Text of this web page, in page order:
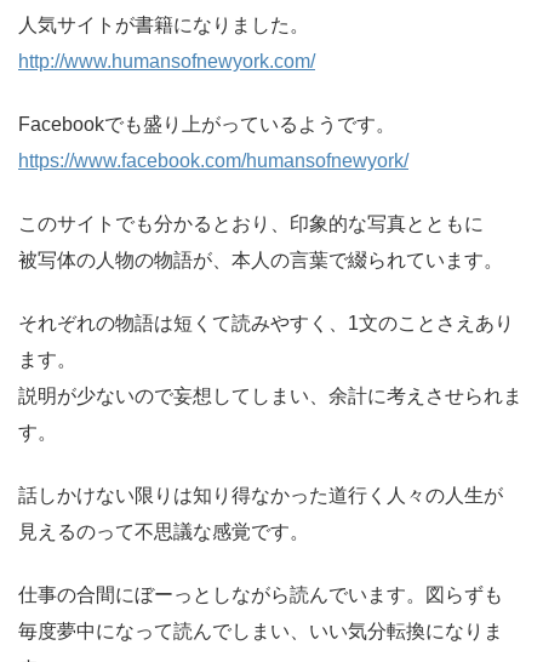
人気サイトが書籍になりました。
http://www.humansofnewyork.com/
Facebookでも盛り上がっているようです。
https://www.facebook.com/humansofnewyork/
このサイトでも分かるとおり、印象的な写真とともに
被写体の人物の物語が、本人の言葉で綴られています。
それぞれの物語は短くて読みやすく、1文のことさえあり
ます。
説明が少ないので妄想してしまい、余計に考えさせられま
す。
話しかけない限りは知り得なかった道行く人々の人生が
見えるのって不思議な感覚です。
仕事の合間にぼーっとしながら読んでいます。図らずも
毎度夢中になって読んでしまい、いい気分転換になりま